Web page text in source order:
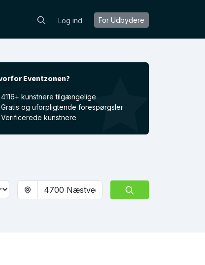
Log ind For Udbydere
Eventzonen?
4116+ kunstnere tilgængelige
Gratis og uforpligtende forespørgsler
Verificerede kunstnere